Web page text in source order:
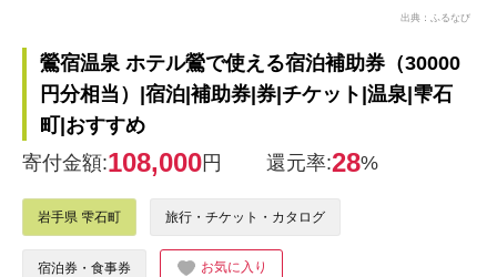
出典：ふるなび
鶯宿温泉 ホテル鶯で使える宿泊補助券（30000
円分相当）|宿泊|補助券|券|チケット|温泉|雫石
町|おすすめ
寄付金額:108,000円 還元率:28%
岩手県 雫石町 旅行・チケット・カタログ
宿泊券・食事券 お気に入り